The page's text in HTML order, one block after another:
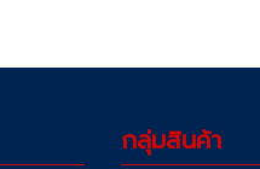
กลุ่มสินค้า